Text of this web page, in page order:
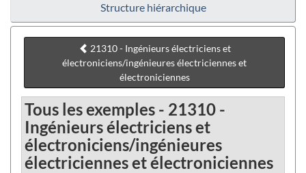
Structure hiérarchique
21310 - Ingénieurs électriciens et
électroniciens/ingénieures électriciennes et
électroniciennes
Tous les exemples - 21310 -
Ingénieurs électriciens et
électroniciens/ingénieures
électriciennes et électroniciennes